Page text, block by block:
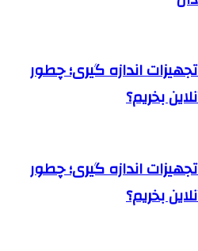
اندازه گیری؛ چطور
بخریم؟
اندازه گیری؛ چطور
بخریم؟